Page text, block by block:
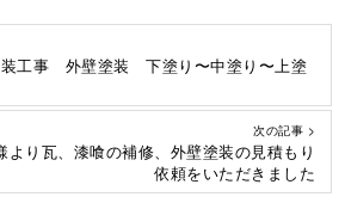
工事 外壁塗装 下塗り〜中塗り〜上塗
次の記事 >
り瓦、漆喰の補修、外壁塗装の見積もり
依頼をいただきました